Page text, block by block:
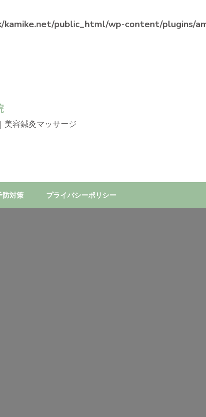
kamike.net/public_html/wp-content/plugins/
美容鍼灸マッサージ
防対策 プライバシーポリシー